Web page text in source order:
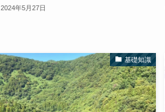
2024年5月27日
基礎知識